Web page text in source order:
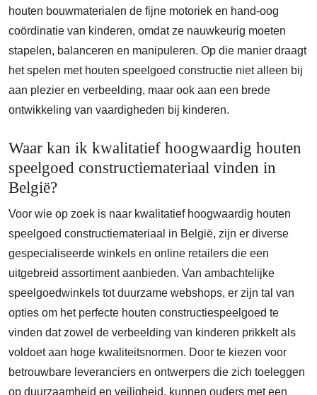
houten bouwmaterialen de fijne motoriek en hand-oog
coördinatie van kinderen, omdat ze nauwkeurig moeten
stapelen, balanceren en manipuleren. Op die manier draagt
het spelen met houten speelgoed constructie niet alleen bij
aan plezier en verbeelding, maar ook aan een brede
ontwikkeling van vaardigheden bij kinderen.
Waar kan ik kwalitatief hoogwaardig houten
speelgoed constructiemateriaal vinden in
België?
Voor wie op zoek is naar kwalitatief hoogwaardig houten
speelgoed constructiemateriaal in België, zijn er diverse
gespecialiseerde winkels en online retailers die een
uitgebreid assortiment aanbieden. Van ambachtelijke
speelgoedwinkels tot duurzame webshops, er zijn tal van
opties om het perfecte houten constructiespeelgoed te
vinden dat zowel de verbeelding van kinderen prikkelt als
voldoet aan hoge kwaliteitsnormen. Door te kiezen voor
betrouwbare leveranciers en ontwerpers die zich toeleggen
op duurzaamheid en veiligheid, kunnen ouders met een